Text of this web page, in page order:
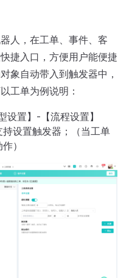
人，在工单、事件、客
捷入口，方便用户能便捷
象自动带入到触发器中，
工单为例说明：
置】-【流程设置】
设置触发器；（当工单
）